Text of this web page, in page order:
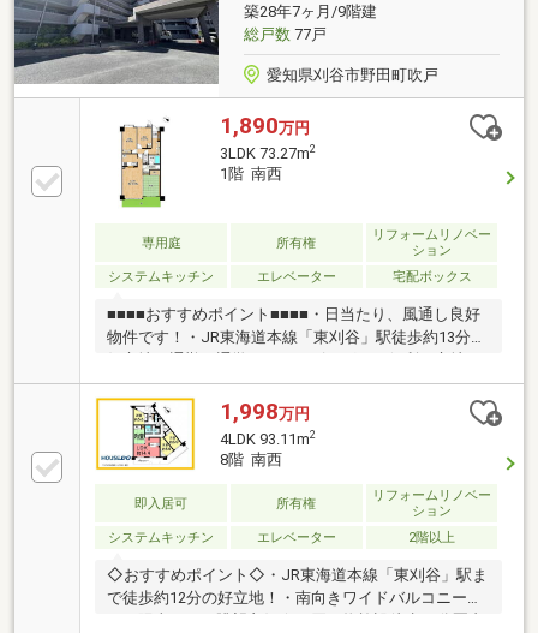
築28年7ヶ月/9階建
総戸数77戸
愛知県刈谷市野田町吹戸
1,890万円
3LDK 73.27m2
1階 南西
専用庭 所有権
リフォームリノベー
ション
システムキッチン
エレベーター 宅配ボックス
■■■■おすすめポイント■■■■・日当たり、風通し良好
物件です！・JR東海道本線「東刈谷」駅徒歩約13分の
す。・東刈谷小学校・朝日中学校エリアです。小学校
まで徒歩約18分。中学校まで徒歩約30分以内です。お
子様連れの方も安心です。子育てしやすい環境が整っ
ています。・広々専有庭付きです。家庭菜園や倉庫置
き場など様々な用途にお使いいただけます。・2018年
2月フルリフォーム済みです。・各部屋収納付きの
広々3LDKです。・追加リフォームのご相談も承ってお
ります。・現地ご内覧をご希望の際は弊社ナカジツま
でお気軽にお問い合わせ下さい。
1,998万円
4LDK 93.11m2
8階 南西
即入居可 所有権
リフォームリノベー
ション
システムキッチン
エレベーター 2階以上
◇おすすめポイント◇・JR東海道本線「東刈谷」駅ま
で徒歩約12分の好立地！・南向きワイドバルコニー